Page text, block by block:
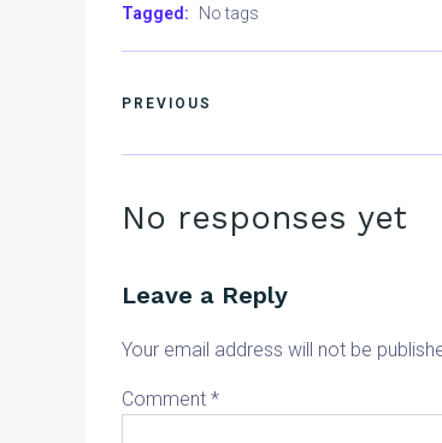
Tagged: No tags
PREVIOUS
No responses yet
Leave a Reply
Your email address will not be
Comment *